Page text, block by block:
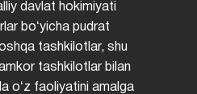
davlat hokimiyati
boʻyicha pudrat
tashkilotlar, shu
tashkilotlar bilan
oʻz faoliyatini amalga